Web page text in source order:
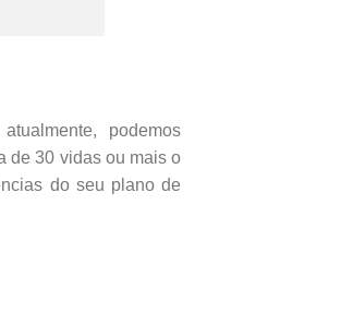
podemos
de 30 vidas ou mais o
do seu plano de